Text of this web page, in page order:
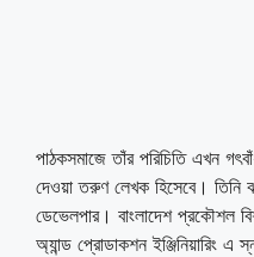
পাঠকসমাজে তাঁর পরিচিতি এখন
দেওয়া তরুণ লেখক হিসেবে। তিনি
ডেভেলপার। বাংলাদেশ প্রকৌশল
অ্যান্ড প্রোডাকশন ইঞ্জিনিয়ারিং এ